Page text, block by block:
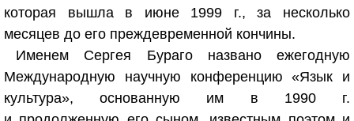
которая вышла в июне 1999 г., за несколько
месяцев до его преждевременной кончины.
Именем Сергея Бураго названо ежегодную
Международную научную конференцию «Язык и
культура», основанную им в 1990 г.